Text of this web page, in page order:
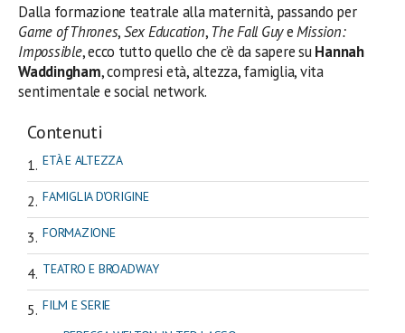
Dalla formazione teatrale alla maternità, passando per
Game of Thrones,Sex Education, The Fall GuyeMission:
Impossible, ecco tutto quello che c’è da sapere suHannah
Waddingham, compresi età, altezza, famiglia, vita
sentimentale e social network.
Contenuti
ETÀ E ALTEZZA
FAMIGLIA D'ORIGINE
FORMAZIONE
TEATRO E BROADWAY
FILM E SERIE